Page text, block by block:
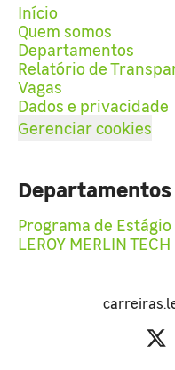
Início
Quem somos
Departamentos
Relatório de
Vagas
Dados e privacidade
Gerenciar cookies
Departamentos
Programa de Estágio
LEROY MERLIN TECH